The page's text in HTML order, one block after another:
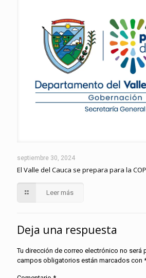
septiembre 30, 2024
El Valle del Cauca se prepara para la
Leer más
Deja una respuesta
Tu dirección de correo electrónico no será
campos obligatorios están marcados con